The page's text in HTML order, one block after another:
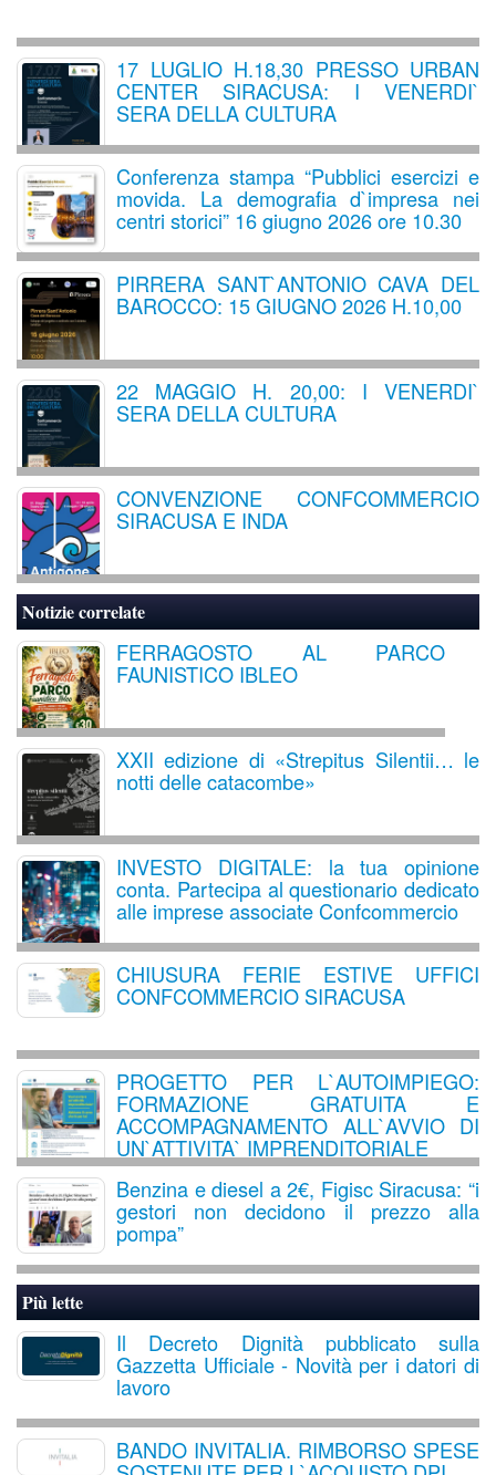
17 LUGLIO H.18,30 PRESSO URBAN
CENTER SIRACUSA: I VENERDI`
SERA DELLA CULTURA
Conferenza stampa “Pubblici esercizi e
movida. La demografia d`impresa nei
centri storici” 16 giugno 2026 ore 10.30
PIRRERA SANT`ANTONIO CAVA DEL
BAROCCO: 15 GIUGNO 2026 H.10,00
22 MAGGIO H. 20,00: I VENERDI`
SERA DELLA CULTURA
CONVENZIONE CONFCOMMERCIO
SIRACUSA E INDA
Notizie correlate
FERRAGOSTO AL PARCO
FAUNISTICO IBLEO
XXII edizione di «Strepitus Silentii… le
notti delle catacombe»
INVESTO DIGITALE: la tua opinione
conta. Partecipa al questionario dedicato
alle imprese associate Confcommercio
CHIUSURA FERIE ESTIVE UFFICI
CONFCOMMERCIO SIRACUSA
PROGETTO PER L`AUTOIMPIEGO:
FORMAZIONE GRATUITA E
ACCOMPAGNAMENTO ALL`AVVIO DI
UN`ATTIVITA` IMPRENDITORIALE
Benzina e diesel a 2€, Figisc Siracusa: “i
gestori non decidono il prezzo alla
pompa”
Più lette
Il Decreto Dignità pubblicato sulla
Gazzetta Ufficiale - Novità per i datori di
lavoro
BANDO INVITALIA. RIMBORSO SPESE